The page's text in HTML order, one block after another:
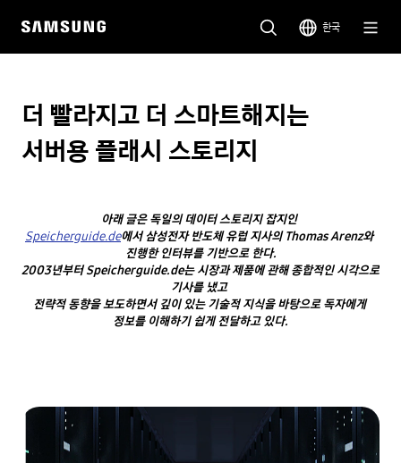
한국
더 빨라지고 더 스마트해지는
서버용 플래시 스토리지
아래 글은 독일의 데이터 스토리지 잡지인
Speicherguide.de에서 삼성전자 반도체 유럽 지사의 Thomas Arenz와
진행한 인터뷰를 기반으로 한다.
2003년부터 Speicherguide.de는 시장과 제품에 관해 종합적인 시각으로
기사를 냈고
전략적 동향을 보도하면서 깊이 있는 기술적 지식을 바탕으로 독자에게
정보를 이해하기 쉽게 전달하고 있다.